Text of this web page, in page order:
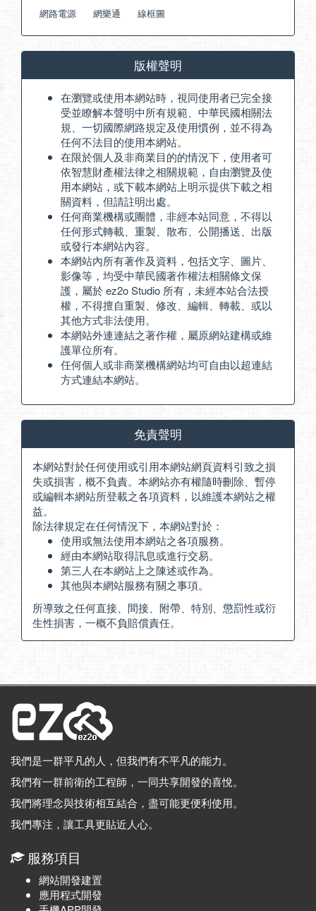
網路電源
網樂通 線框圖
版權聲明
在瀏覽或使用本網站時，視同使用者已完全接
受並瞭解本聲明中所有規範、中華民國相關法
規、一切國際網路規定及使用慣例，並不得為
任何不法目的使用本網站。
在限於個人及非商業目的的情況下，使用者可
依智慧財產權法律之相關規範，自由瀏覽及使
用本網站，或下載本網站上明示提供下載之相
關資料，但請註明出處。
任何商業機構或團體，非經本站同意，不得以
任何形式轉載、重製、散布、公開播送、出版
或發行本網站內容。
本網站內所有著作及資料，包括文字、圖片、
影像等，均受中華民國著作權法相關條文保
護，屬於 ez2o Studio 所有，未經本站合法授
權，不得擅自重製、修改、編輯、轉載、或以
其他方式非法使用。
本網站外連連結之著作權，屬原網站建構或維
護單位所有。
任何個人或非商業機構網站均可自由以超連結
方式連結本網站。
免責聲明
本網站對於任何使用或引用本網站網頁資料引致之損
失或損害，概不負責。本網站亦有權隨時刪除、暫停
或編輯本網站所登載之各項資料，以維護本網站之權
益。
除法律規定在任何情況下，本網站對於：
使用或無法使用本網站之各項服務。
經由本網站取得訊息或進行交易。
第三人在本網站上之陳述或作為。
其他與本網站服務有關之事項。
所導致之任何直接、間接、附帶、特別、懲罰性或衍
生性損害，一概不負賠償責任。
我們是一群平凡的人，但我們有不平凡的能力。
我們有一群前衛的工程師，一同共享開發的喜悅。
我們將理念與技術相互結合，盡可能更便利使用。
我們專注，讓工具更貼近人心。
服務項目
網站開發建置
應用程式開發